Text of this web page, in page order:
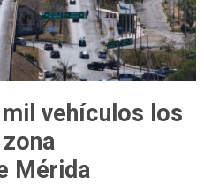
vehículos los
Mérida